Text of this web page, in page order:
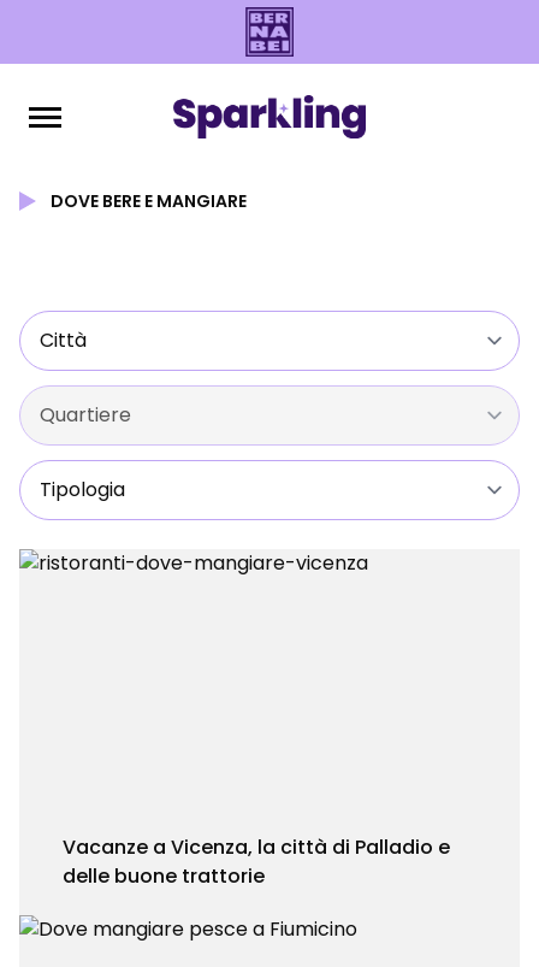
DOVE BERE E MANGIARE
Vacanze a Vicenza, la città di Palladio e
delle buone trattorie